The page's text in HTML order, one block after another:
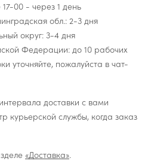
00 - через 1 день
обл.: 2-3 дня
округ: 3-4 дня
Федерации: до 10 рабочих
уточняйте, пожалуйста в чат-
доставки с вами
курьерской службы, когда заказ
«Доставка».